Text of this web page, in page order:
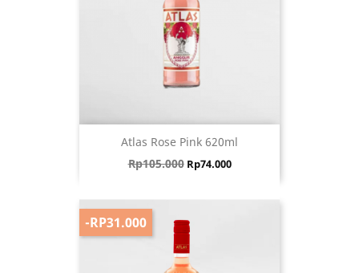
Atlas Rose Pink 620ml
Harga biasa
Rp105.000 Harga
Rp74.000
-RP31.000